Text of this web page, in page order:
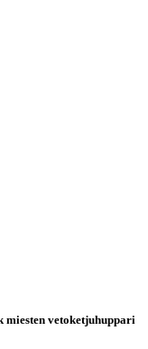
miesten vetoketjuhuppari